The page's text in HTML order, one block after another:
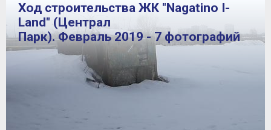
Ход строительства ЖК "Nagatino I-
Land" (Централ
Парк). Февраль 2019 - 7 фотографий